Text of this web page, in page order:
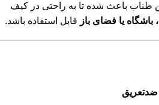
باعث شده تا به راحتی در کیف
باشگاه یا فضای باز قابل استفاده باشد.